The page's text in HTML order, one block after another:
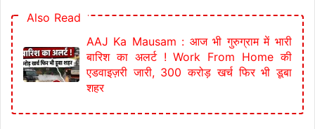
Also Read
AAJ Ka Mausam : आज भी गुरुग्राम में भारी
बारिश का अलर्ट ! Work From Home की
एडवाइज़री जारी, 300 करोड़ खर्च फिर भी डूबा
शहर